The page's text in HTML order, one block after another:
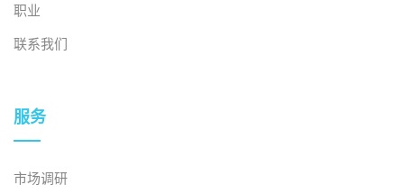
性，还能建立成本效益所需的规模——尤其是在仍处于早
期形成阶段的市场中。
额分析——增长趋势及预测（2025-2030）》
[2] 《投资者报》，越南电动汽车：7 年发展及两位数增
职业
联系我们
服务
市场调研